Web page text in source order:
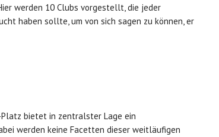
werden 10 Clubs vorgestellt, die jeder
haben sollte, um von sich sagen zu können, er
bietet in zentralster Lage ein
werden keine Facetten dieser weitläufigen